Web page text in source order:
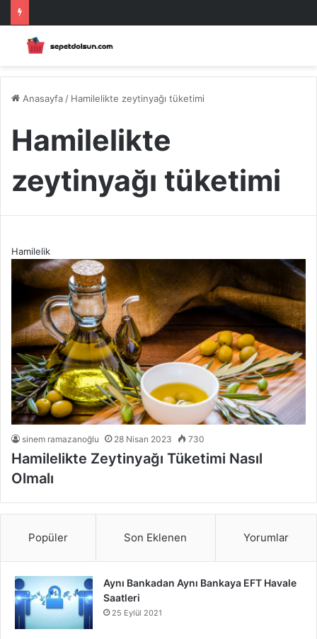
Anasayfa / Hamilelikte zeytinyağı tüketimi
Hamilelikte
zeytinyağı tüketimi
Hamilelik
sinem ramazanoğlu 28 Nisan 2023 730
Hamilelikte Zeytinyağı Tüketimi Nasıl
Olmalı
Popüler Son Eklenen Yorumlar
Aynı Bankadan Aynı Bankaya EFT Havale
Saatleri
25 Eylül 2021